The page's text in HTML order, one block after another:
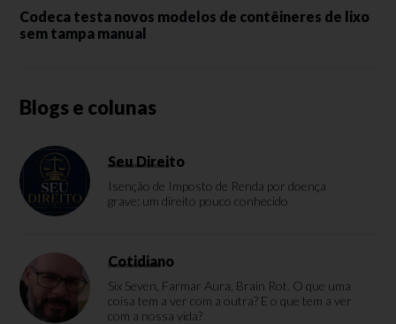
Codeca testa novos modelos de contêineres de lixo
sem tampa manual
Blogs e colunas
Seu Direito
Isenção de Imposto de Renda por doença
grave: um direito pouco conhecido
Cotidiano
Six Seven, Farmar Aura, Brain Rot. O que uma
coisa tem a ver com a outra? E o que tem a ver
com a nossa vida?